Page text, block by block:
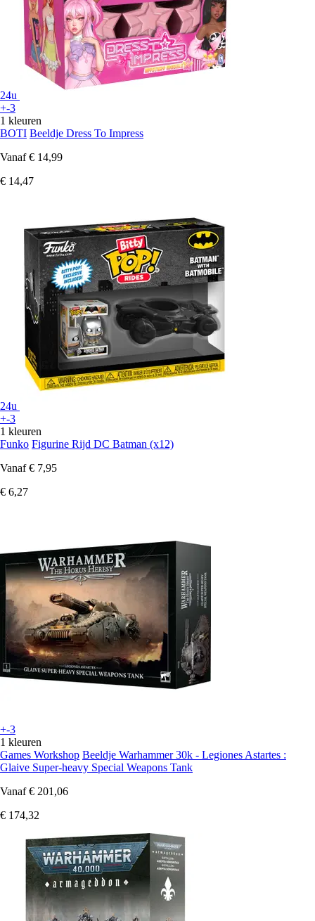
24u
+-3
1 kleuren
BOTI Beeldje Dress To Impress
Vanaf € 14,99
€ 14,47
24u
+-3
1 kleuren
Funko Figurine Rijd DC Batman (x12)
Vanaf € 7,95
€ 6,27
+-3
1 kleuren
Games Workshop Beeldje Warhammer 30k - Legiones Astartes :
Glaive Super-heavy Special Weapons Tank
Vanaf € 201,06
€ 174,32